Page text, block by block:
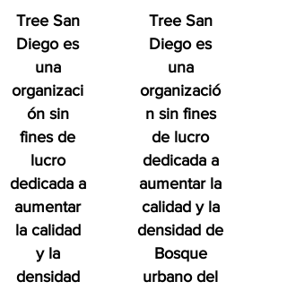
Tree San
Diego es
una
organizaci
ón sin
fines de
lucro
dedicada a
aumentar
la calidad
y la
densidad
Tree San
Diego es
una
organizació
n sin fines
de lucro
dedicada a
aumentar la
calidad y la
densidad de
Bosque
urbano del